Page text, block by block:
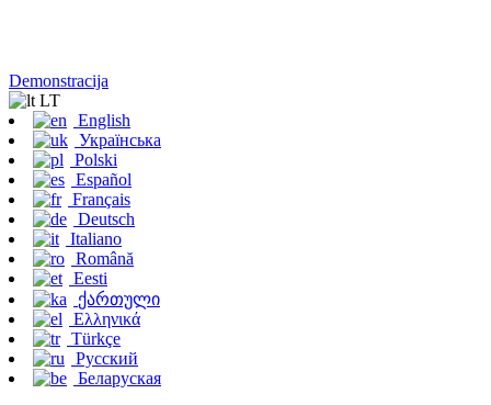
Demonstracija
LT
English
Українська
Polski
Español
Français
Deutsch
Italiano
Română
Eesti
ქართული
Ελληνικά
Türkçe
Русский
Беларуская